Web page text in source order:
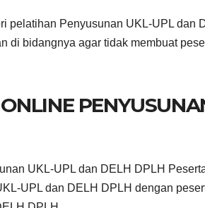
pelatihan Penyusunan UKL-UPL dan
di bidangnya agar tidak membuat
UKL-UPL dan DELH DPLH
UPL dan DELH DPLH dengan